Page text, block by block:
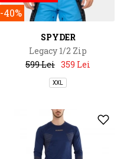
-40%
SPYDER
Legacy 1/2 Zip
599 Lei 359 Lei
XXL